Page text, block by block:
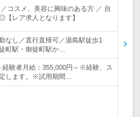
コスメ、美容に興味のある方 ／ 自
レア求人となります】
なし／直行直帰可／湯島駅徒歩1
町駅・御徒町駅か…
経験者月給：355,000円～※経験、ス
します。※試用期間…